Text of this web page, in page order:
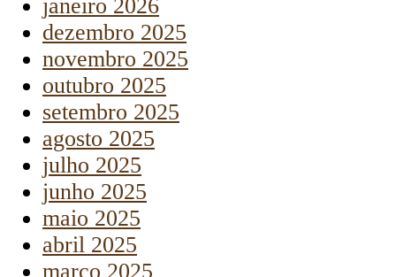
janeiro 2026
dezembro 2025
novembro 2025
outubro 2025
setembro 2025
agosto 2025
julho 2025
junho 2025
maio 2025
abril 2025
março 2025